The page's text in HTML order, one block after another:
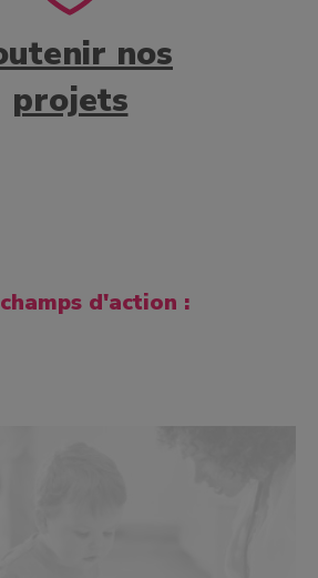
nos
projets
d'action :